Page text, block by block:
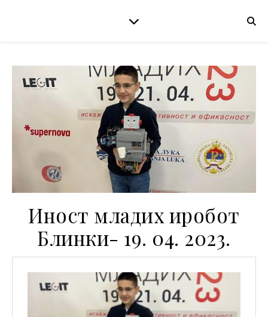
Иност младих иробот
Блинки- 19. 04. 2023.